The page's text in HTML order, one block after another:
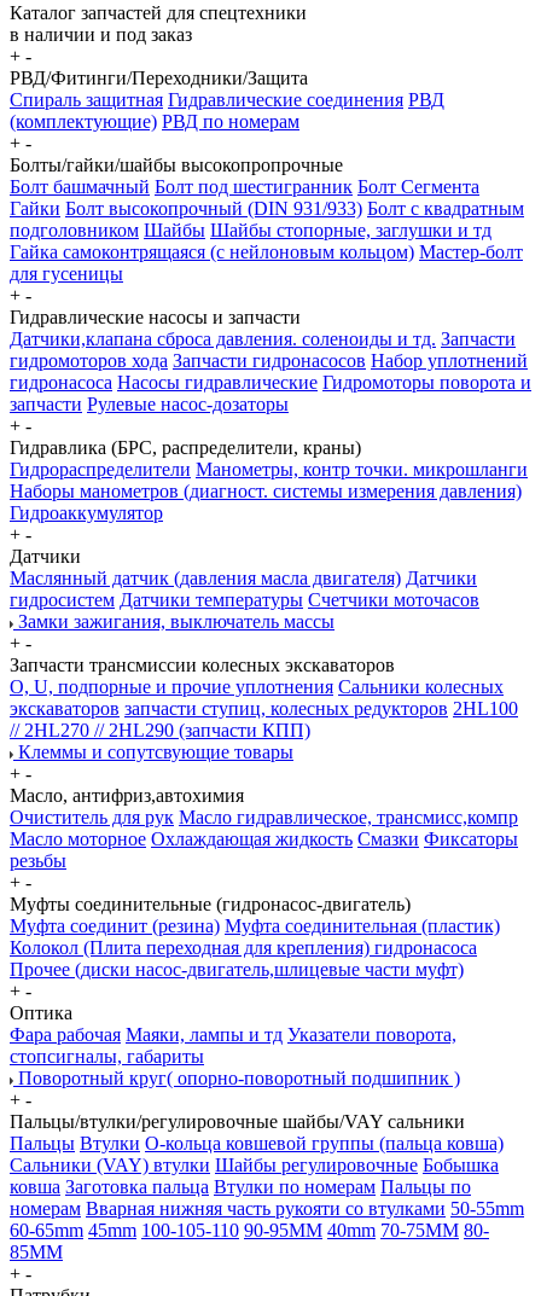
Каталог запчастей для спецтехники
в наличии и под заказ
+ -
РВД/Фитинги/Переходники/Защита
Спираль защитная Гидравлические соединения РВД
(комплектующие) РВД по номерам
+ -
Болты/гайки/шайбы высокопропрочные
Болт башмачный Болт под шестигранник Болт Сегмента
Гайки Болт высокопрочный (DIN 931/933) Болт с квадратным
подголовником Шайбы Шайбы стопорные, заглушки и тд
Гайка самоконтрящаяся (с нейлоновым кольцом) Мастер-болт
для гусеницы
+ -
Гидравлические насосы и запчасти
Датчики,клапана сброса давления. соленоиды и тд. Запчасти
гидромоторов хода Запчасти гидронасосов Набор уплотнений
гидронасоса Насосы гидравлические Гидромоторы поворота и
запчасти Рулевые насос-дозаторы
+ -
Гидравлика (БРС, распределители, краны)
Гидрораспределители Манометры, контр точки. микрошланги
Наборы манометров (диагност. системы измерения давления)
Гидроаккумулятор
+ -
Датчики
Маслянный датчик (давления масла двигателя) Датчики
гидросистем Датчики температуры Счетчики моточасов
Замки зажигания, выключатель массы
+ -
Запчасти трансмиссии колесных экскаваторов
О, U, подпорные и прочие уплотнения Сальники колесных
экскаваторов запчасти ступиц, колесных редукторов 2HL100
// 2HL270 // 2HL290 (запчасти КПП)
Клеммы и сопутсвующие товары
+ -
Масло, антифриз,автохимия
Очиститель для рук Масло гидравлическое, трансмисс,компр
Масло моторное Охлаждающая жидкость Смазки Фиксаторы
резьбы
+ -
Муфты соединительные (гидронасос-двигатель)
Муфта соединит (резина) Муфта соединительная (пластик)
Колокол (Плита переходная для крепления) гидронасоса
Прочее (диски насос-двигатель,шлицевые части муфт)
+ -
Оптика
Фара рабочая Маяки, лампы и тд Указатели поворота,
стопсигналы, габариты
Поворотный круг( опорно-поворотный подшипник )
+ -
Пальцы/втулки/регулировочные шайбы/VAY сальники
Пальцы Втулки О-кольца ковшевой группы (пальца ковша)
Сальники (VAY) втулки Шайбы регулировочные Бобышка
ковша Заготовка пальца Втулки по номерам Пальцы по
номерам Вварная нижняя часть рукояти со втулками 50-55mm
60-65mm 45mm 100-105-110 90-95MM 40mm 70-75MM 80-
85MM
+ -